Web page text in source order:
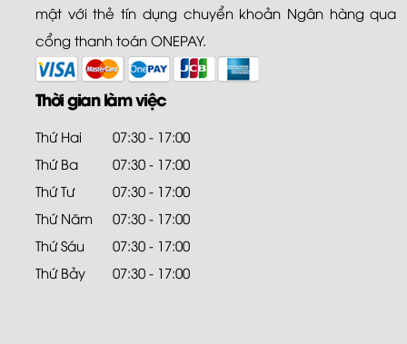
mật với thẻ tín dụng chuyển khoản Ngân hàng qua
cổng thanh toán ONEPAY.
Thời gian làm việc
Thứ Hai
07:30 - 17:00
Thứ Ba
07:30 - 17:00
Thứ Tư
07:30 - 17:00
Thứ Năm
07:30 - 17:00
Thứ Sáu
07:30 - 17:00
Thứ Bảy
07:30 - 17:00